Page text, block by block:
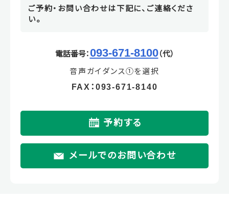
ご予約・お問い合わせは下記に、ご連絡くださ
い。
電話番号：093-671-8100（代）
音声ガイダンス①を選択
FAX：093-671-8140
予約する
メールでのお問い合わせ